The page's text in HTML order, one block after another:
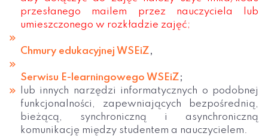
przesłanego mailem przez nauczyciela lub
umieszczonego w rozkładzie zajęć;
Chmury edukacyjnej WSEiZ,
Serwisu E-learningowego WSEiZ;
lub innych narzędzi informatycznych o podobnej
funkcjonalności, zapewniających bezpośrednią,
bieżącą, synchroniczną i asynchroniczną
komunikację między studentem a nauczycielem.